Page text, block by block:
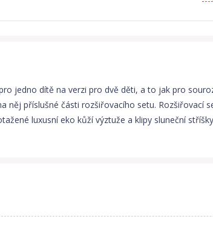
jedno dítě na verzi pro dvě děti, a to jak pro
něj příslušné části rozšiřovacího setu. Rozšiřovací
luxusní eko kůží výztuže a klipy sluneční